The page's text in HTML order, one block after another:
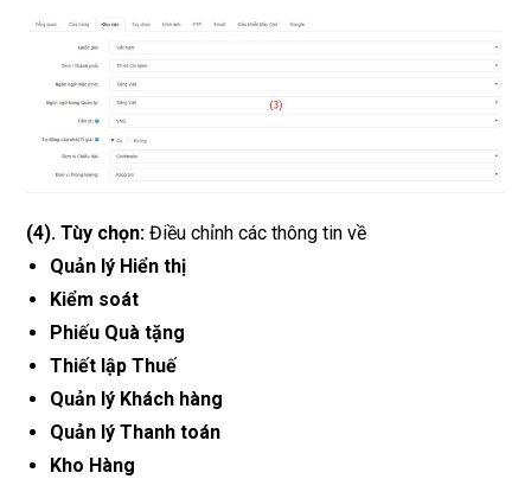
(4). Tùy chọn: Điều chỉnh các thông tin về
Quản lý Hiển thị
Kiểm soát
Phiếu Quà tặng
Thiết lập Thuế
Quản lý Khách hàng
Quản lý Thanh toán
Kho Hàng